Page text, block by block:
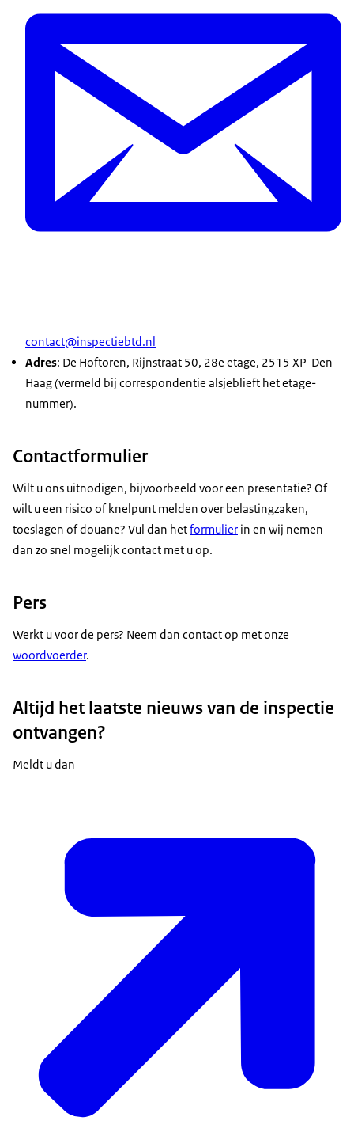
contact@inspectiebtd.nl
Adres: De Hoftoren, Rijnstraat 50, 28e etage, 2515 XP Den
Haag (vermeld bij correspondentie alsjeblieft het etage-
nummer).
Contactformulier
Wilt u ons uitnodigen, bijvoorbeeld voor een presentatie? Of
wilt u een risico of knelpunt melden over belastingzaken,
toeslagen of douane? Vul dan hetformulier in en wij nemen
dan zo snel mogelijk contact met u op.
Pers
Werkt u voor de pers? Neem dan contact op met onze
woordvoerder.
Altijd het laatste nieuws van de inspectie
ontvangen?
Meldt u dan